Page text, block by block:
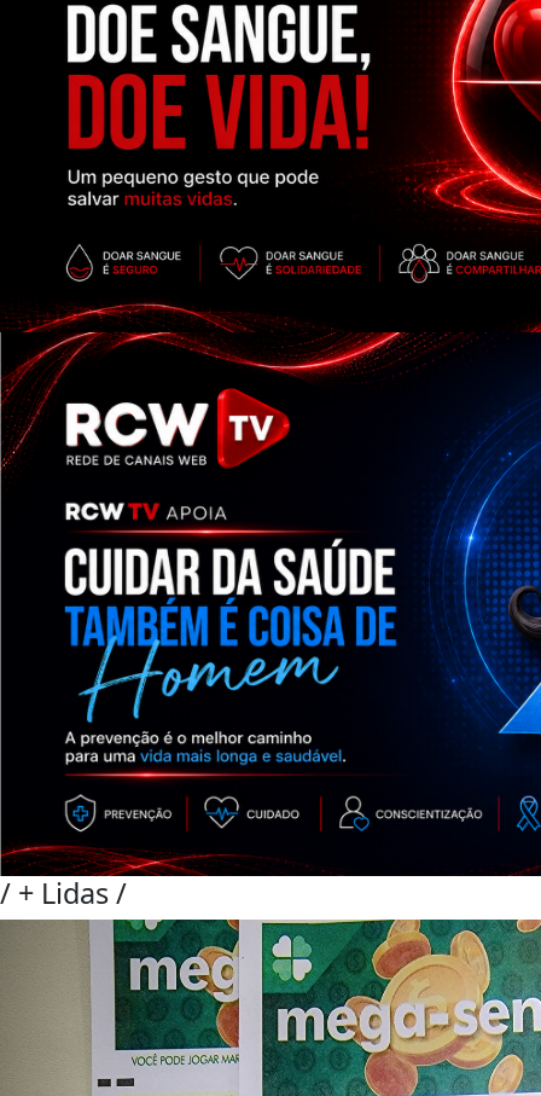
/ + Lidas/